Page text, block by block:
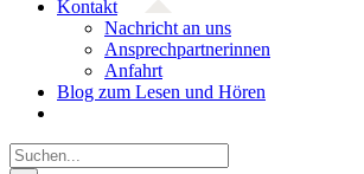
Kontakt
Nachricht an uns
Ansprech­partnerinnen
Anfahrt
Blog zum Lesen und Hören
Suche